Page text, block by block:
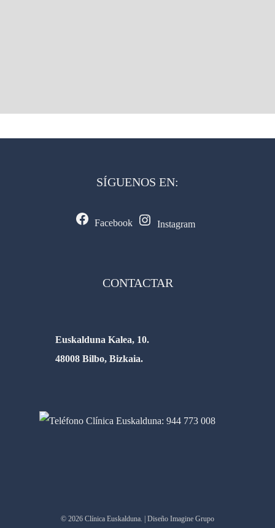
SÍGUENOS EN:
Facebook Instagram
CONTACTAR
Euskalduna Kalea, 10.
48008 Bilbo, Bizkaia.
© 2026 Clínica Euskalduna. | Diseño Imagine Grupo